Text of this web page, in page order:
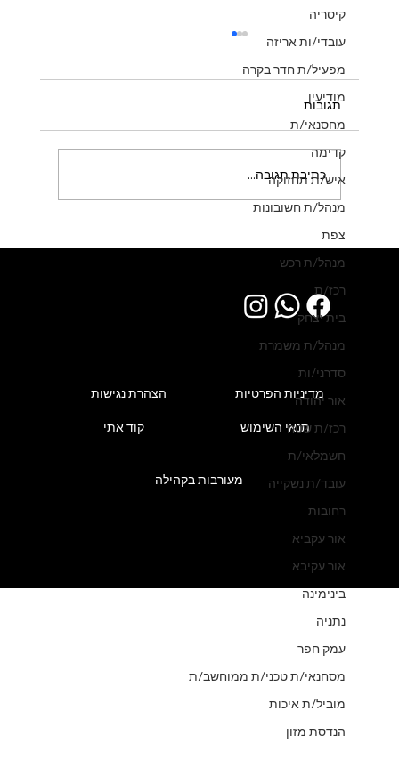
קיסריה
עובדי/ות אריזה
מפעיל/ת חדר בקרה
מודיעין
מחסנאי/ת
קדימה
איש/ת תחזוקה
מנהל/ת חשובונות
צפת
מנהל/ת רכש
רכז/ת
בית יצחק
מנהל/ת משמרת
סדרני/ות
אור יהודה
רכז/ת שטח
חשמלאי/ת
עובד/ת נשקייה
רחובות
אור עקביא
אור עקיבא
בינימינה
נתניה
עמק חפר
מסחנאי/ת טכני/ת ממוחשב/ת
מוביל/ת איכות
הנדסת מזון
למרלו"ג מוביל בעמק חפר דרוש/ה מכונאי/ת
אחזקה.
תגובות
כתיבת תגובה...
הצהרת נגישות מדיניות הפרטיות
קוד אתי תנאי השימוש
מעורבות בקהילה